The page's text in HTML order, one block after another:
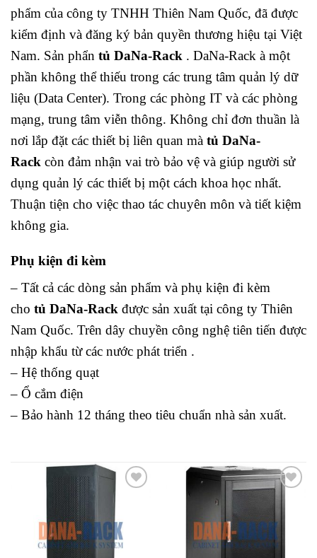
phẩm của công ty TNHH Thiên Nam Quốc, đã được
kiểm định và đăng ký bản quyền thương hiệu tại Việt
Nam. Sản phẩn tủ DaNa-Rack . DaNa-Rack à một
phần không thể thiếu trong các trung tâm quản lý dữ
liệu (Data Center). Trong các phòng IT và các phòng
mạng, trung tâm viễn thông. Không chỉ đơn thuần là
nơi lắp đặt các thiết bị liên quan mà tủ DaNa-
Rack còn đảm nhận vai trò bảo vệ và giúp người sử
dụng quản lý các thiết bị một cách khoa học nhất.
Thuận tiện cho việc thao tác chuyên môn và tiết kiệm
không gia.
Phụ kiện đi kèm
– Tất cả các dòng sản phẩm và phụ kiện đi kèm
cho tủ DaNa-Rack được sản xuất tại công ty Thiên
Nam Quốc. Trên dây chuyền công nghệ tiên tiến được
nhập khẩu từ các nước phát triển .
– Hệ thống quạt
– Ổ cắm điện
– Bảo hành 12 tháng theo tiêu chuẩn nhà sản xuất.
Add to
wishlist
Add to